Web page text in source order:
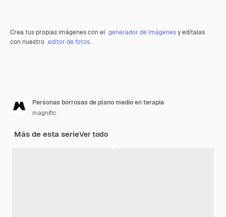
Crea tus propias imágenes con el generador de imágenesy edítalas
con nuestro editor de fotos.
Personas borrosas de plano medio en terapia
magnific
Más de esta serieVer todo